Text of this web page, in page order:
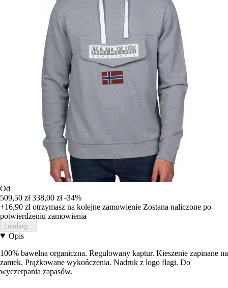
Od
509,50 zł 338,00 zł -34%
+16,90 złotrzymasz na kolejne zamowienie Zostana naliczone po
potwierdzeniu zamowienia
Loading...
Opis
100% bawełna organiczna. Regulowany kaptur. Kieszenie zapinane na
zamek. Prążkowane wykończenia. Nadruk z logo flagi. Do
wyczerpania zapasów.